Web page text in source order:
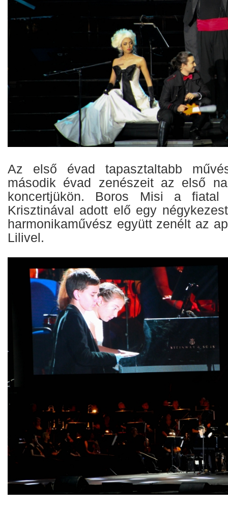
Az első évad tapasztaltabb
második évad zenészeit az első
koncertjükön. Boros Misi a fiatal
Krisztinával adott elő egy
harmonikaművész együtt zenélt az
Lilivel.